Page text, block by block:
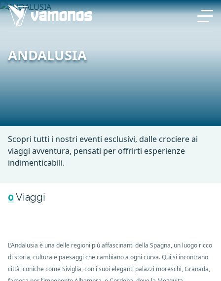
ANDALUSIA
Scopri tutti i nostri eventi esclusivi, dalle crociere ai
viaggi avventura, pensati per offrirti esperienze
indimenticabili.
0Viaggi
L’Andalusia è una delle regioni più affascinanti della Spagna, un luogo ricco
di storia, cultura e paesaggi che cambiano a ogni curva. Qui si incontrano
città iconiche come Siviglia, con i suoi eleganti palazzi moreschi, Granada,